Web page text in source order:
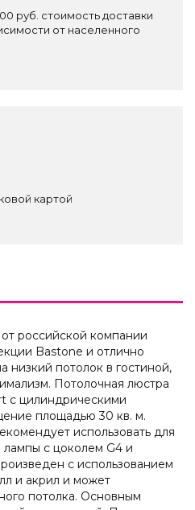
руб. стоимость доставки
от населенного
картой
российской компании
Bastone и отлично
низкий потолок в гостиной,
Потолочная люстра
с цилиндрическими
площадью 30 кв. м.
использовать для
с цоколем G4 и
с использованием
и акрил и может
потолка. Основным